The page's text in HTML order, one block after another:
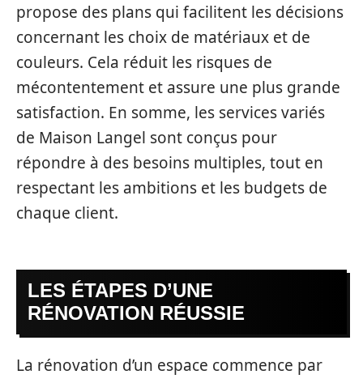
propose des plans qui facilitent les décisions
concernant les choix de matériaux et de
couleurs. Cela réduit les risques de
mécontentement et assure une plus grande
satisfaction. En somme, les services variés
de Maison Langel sont conçus pour
répondre à des besoins multiples, tout en
respectant les ambitions et les budgets de
chaque client.
LES ÉTAPES D’UNE
RÉNOVATION RÉUSSIE
La rénovation d’un espace commence par